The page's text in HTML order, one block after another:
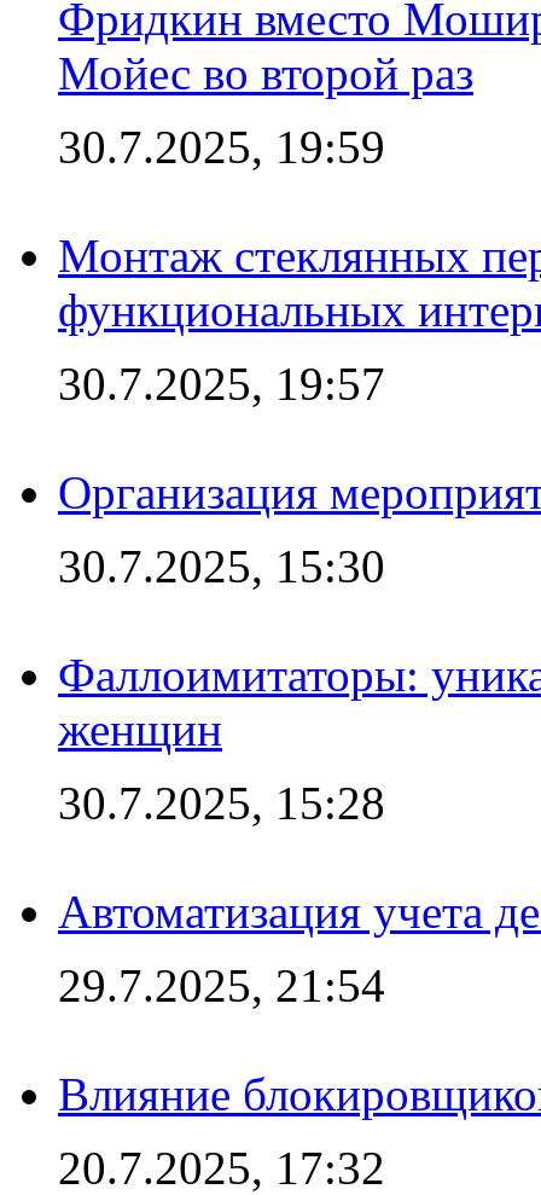
Фридкин вместо
Мойес во второй раз
30.7.2025, 19:59
Монтаж стеклянных
функциональных
30.7.2025, 19:57
Организация
30.7.2025, 15:30
Фаллоимитаторы:
женщин
30.7.2025, 15:28
Автоматизация учета
29.7.2025, 21:54
Влияние
20.7.2025, 17:32